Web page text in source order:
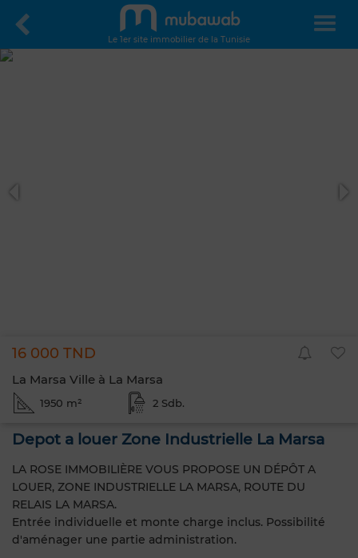
Le 1er site immobilier de la Tunisie
16 000 TND
La Marsa Ville à La Marsa
1950 m² 2 Sdb.
Depot a louer Zone Industrielle La Marsa
LA ROSE IMMOBILIÈRE VOUS PROPOSE UN DÉPÔT A
LOUER, ZONE INDUSTRIELLE LA MARSA, ROUTE DU
RELAIS LA MARSA.
Entrée individuelle et monte charge inclus. Possibilité
d'aménager une partie administration.